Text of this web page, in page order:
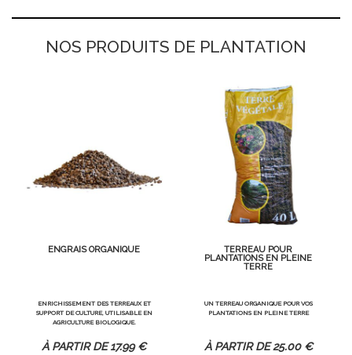
NOS PRODUITS DE PLANTATION
ENGRAIS ORGANIQUE
ENRICHISSEMENT DES TERREAUX ET
SUPPORT DE CULTURE, UTILISABLE EN
AGRICULTURE BIOLOGIQUE.
17.99 €
TERREAU POUR
PLANTATIONS EN PLEINE
TERRE
UN TERREAU ORGANIQUE POUR VOS
PLANTATIONS EN PLEINE TERRE
25.00 €